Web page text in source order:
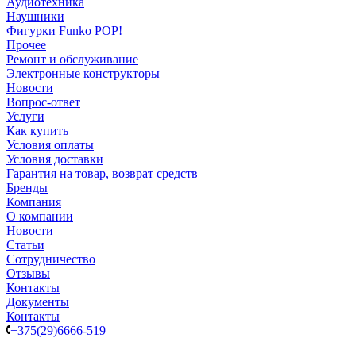
Наушники
Фигурки Funko POP!
Прочее
Ремонт и обслуживание
Электронные конструкторы
Новости
Вопрос-ответ
Услуги
Как купить
Условия оплаты
Условия доставки
Гарантия на товар, возврат средств
Бренды
Компания
О компании
Новости
Статьи
Сотрудничество
Отзывы
Контакты
Документы
Контакты
+375(29)6666-519